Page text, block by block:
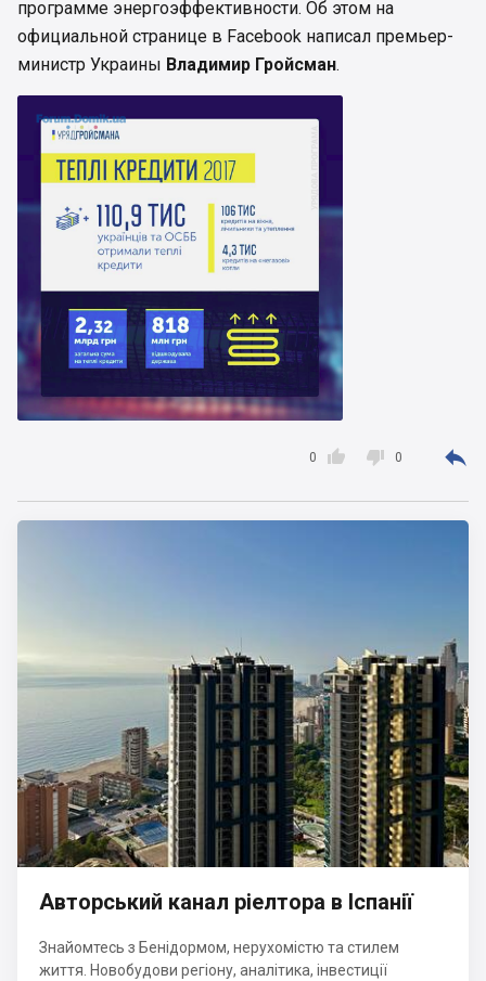
программе энергоэффективности. Об этом на
официальной странице в Facebook написал премьер-
министр Украины Владимир Гройсман.

0  0 
Авторський канал ріелтора в Іспанії
Знайомтесь з Бенідормом, нерухомістю та стилем
життя. Новобудови регіону, аналітика, інвестиції